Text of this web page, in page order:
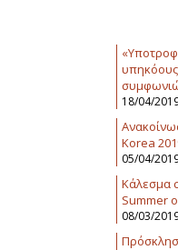
18/04/
Korea
05/04/
Κάλεσμα
Summer
08/03/